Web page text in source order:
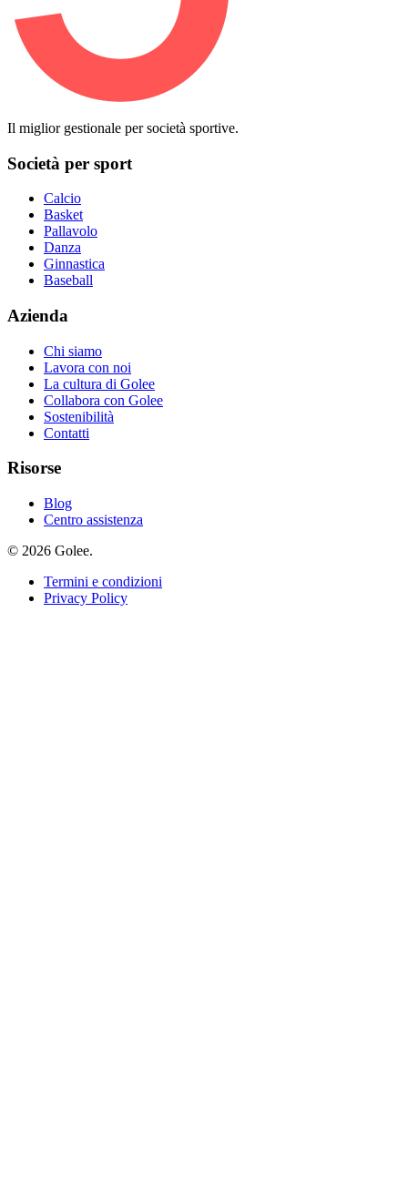
Il miglior gestionale per società sportive.
Società per sport
Calcio
Basket
Pallavolo
Danza
Ginnastica
Baseball
Azienda
Chi siamo
Lavora con noi
La cultura di Golee
Collabora con Golee
Sostenibilità
Contatti
Risorse
Blog
Centro assistenza
© 2026 Golee.
Termini e condizioni
Privacy Policy